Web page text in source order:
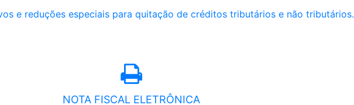
e reduções especiais para quitação de créditos tributários e não tributários.
NOTA FISCAL ELETRÔNICA